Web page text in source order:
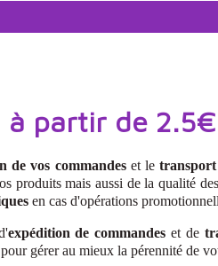
partir de
de vos commandeset letransport
produits mais aussi de la qualité
en cas d'opérations
expédition de commandes et de
gérer au mieux la pérennité de